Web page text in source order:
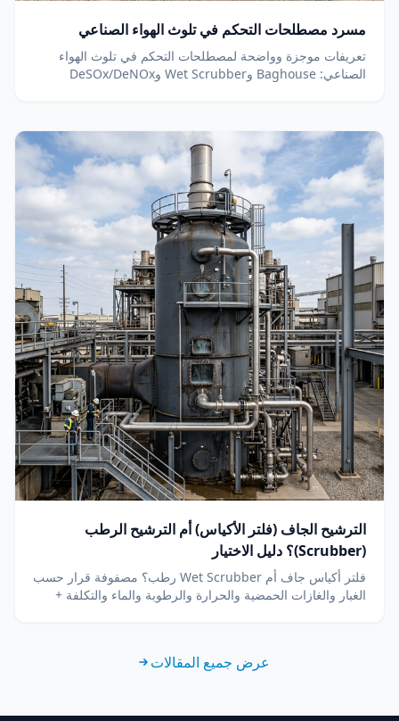
مسرد مصطلحات التحكم في تلوث الهواء الصناعي
تعريفات موجزة وواضحة لمصطلحات التحكم في تلوث الهواء
الصناعي: Baghouse وWet Scrubber وDeSOx/DeNOx
الترشيح الجاف (فلتر الأكياس) أم الترشيح الرطب
(Scrubber)؟ دليل الاختيار
فلتر أكياس جاف أم Wet Scrubber رطب؟ مصفوفة قرار حسب
الغبار والغازات الحمضية والحرارة والرطوبة والماء والتكلفة +
عرض جميع المقالات